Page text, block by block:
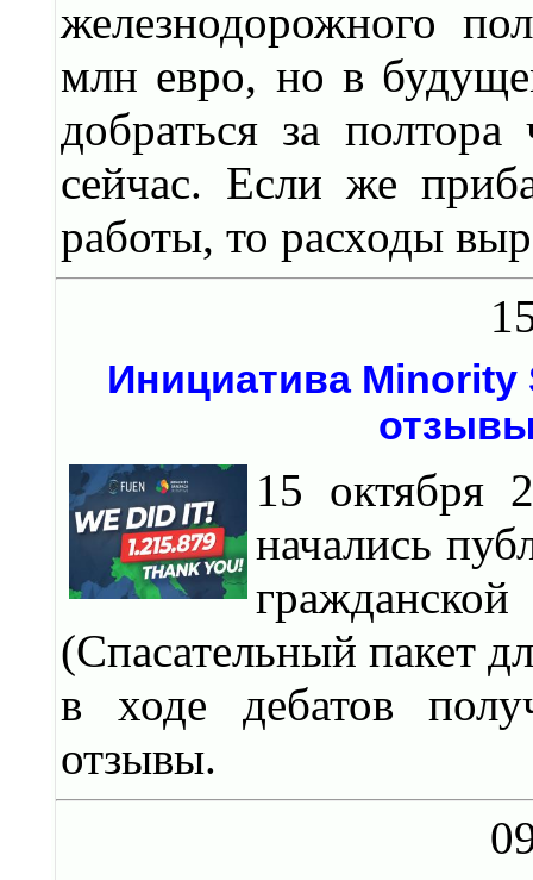
железнодорожного
млн евро, но в
добраться за
сейчас. Если же
работы, то расходы
Инициатива
15 октября
начались
(Спасательный пакет
в ходе дебатов
отзывы.